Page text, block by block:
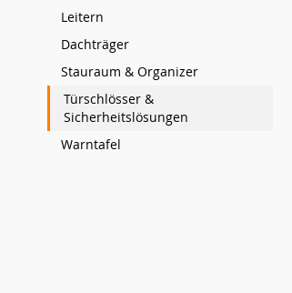
Leitern
Dachträger
Stauraum & Organizer
Türschlösser &
Sicherheitslösungen
Warntafel